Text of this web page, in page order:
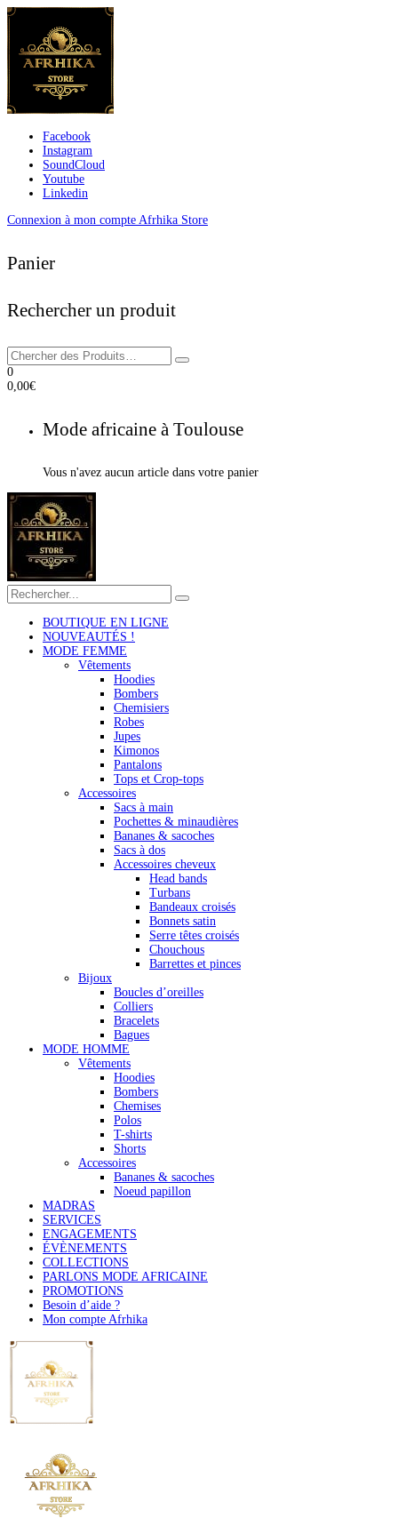
Facebook
Instagram
SoundCloud
Youtube
Linkedin
Connexion à mon compte Afrhika Store
Panier
Rechercher un produit
0
0,00€
Mode africaine à Toulouse
Vous n'avez aucun article dans votre panier
BOUTIQUE EN LIGNE
NOUVEAUTÉS !
MODE FEMME
Vêtements
Hoodies
Bombers
Chemisiers
Robes
Jupes
Kimonos
Pantalons
Tops et Crop-tops
Accessoires
Sacs à main
Pochettes & minaudières
Bananes & sacoches
Sacs à dos
Accessoires cheveux
Head bands
Turbans
Bandeaux croisés
Bonnets satin
Serre têtes croisés
Chouchous
Barrettes et pinces
Bijoux
Boucles d’oreilles
Colliers
Bracelets
Bagues
MODE HOMME
Vêtements
Hoodies
Bombers
Chemises
Polos
T-shirts
Shorts
Accessoires
Bananes & sacoches
Noeud papillon
MADRAS
SERVICES
ENGAGEMENTS
ÉVÈNEMENTS
COLLECTIONS
PARLONS MODE AFRICAINE
PROMOTIONS
Besoin d’aide ?
Mon compte Afrhika